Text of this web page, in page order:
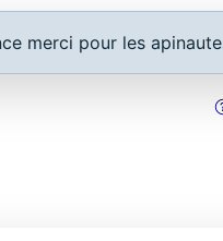
merci pour les